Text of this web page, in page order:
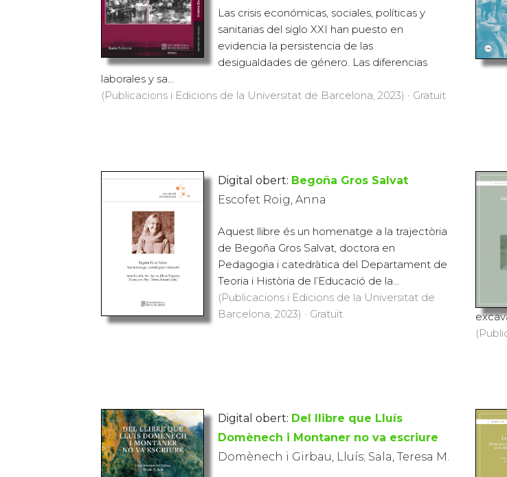
Las crisis económicas, sociales, políticas y
sanitarias del siglo XXI han puesto en
evidencia la persistencia de las
desigualdades de género. Las diferencias
laborales y sa...
(Publicacions i Edicions de la Universitat de Barcelona, 2023) · Gratuït
Digital obert: Begoña Gros Salvat
Escofet Roig, Anna
Aquest llibre és un homenatge a la trajectòria
de Begoña Gros Salvat, doctora en
Pedagogia i catedràtica del Departament de
Teoria i Història de l’Educació de la...
(Publicacions i Edicions de la Universitat de
Barcelona, 2023) · Gratuït
Digital obert: Del llibre que Lluís
Domènech i Montaner no va escriure
Domènech i Girbau, Lluís; Sala, Teresa M.